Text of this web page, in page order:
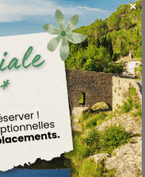
du Pays Catharedans
et entre terre et
vous ouvre ses
d’exception, à
Corbières de
galerie photo
Vue unique